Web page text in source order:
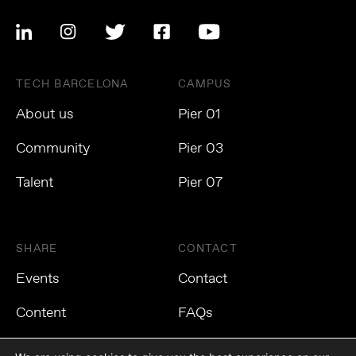
TECH BARCELONA
About us
Community
Talent
CAMPUS
Pier 01
Pier 03
Pier 07
SHARE
Events
Content
CONTACT
Contact
FAQs